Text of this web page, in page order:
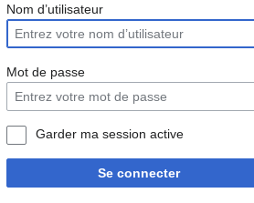
Aller
la
navigation
Aller
la
recherche
Nom d’utilisateur
Mot de passe
Garder ma session active
Se connecter